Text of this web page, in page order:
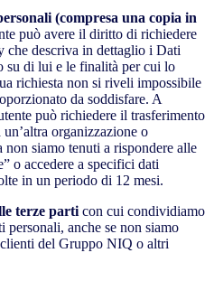
(compresa una copia in
può avere il diritto di richiedere
che descriva in dettaglio i Dati
su di lui e le finalità per cui lo
richiesta non si riveli impossibile
da soddisfare. A
può richiedere il trasferimento
organizzazione o
non siamo tenuti a rispondere alle
o accedere a specifici dati
in un periodo di 12 mesi.
terze parti con cui condividiamo
anche se non siamo
del Gruppo NIQ o altri